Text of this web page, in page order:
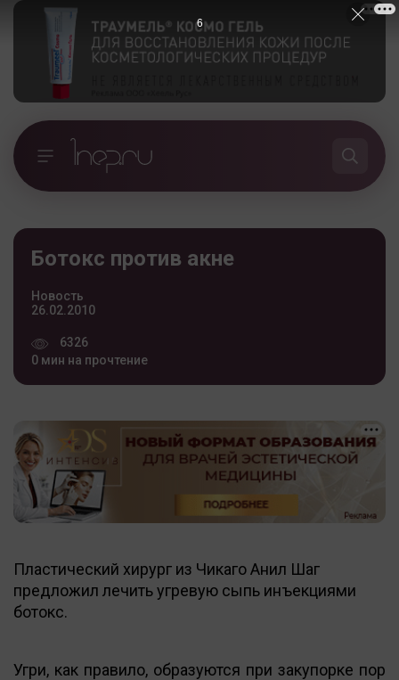
Ботокс против акне
Новость
26.02.2010
6326
0 мин на прочтение
Пластический хирург из Чикаго Анил Шаг
предложил лечить угревую сыпь инъекциями
ботокс.
Угри, как правило, образуются при закупорке пор
5